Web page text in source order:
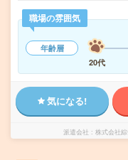
職場の雰囲気
年齢層
20代
気になる!
派遣会社 株式会社